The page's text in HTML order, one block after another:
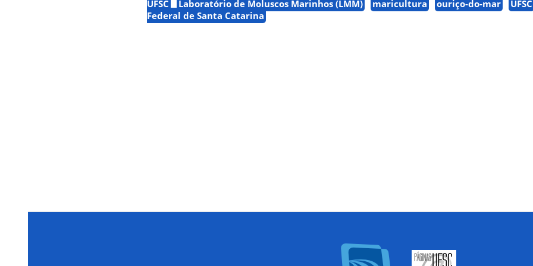
UFSC
Laboratório de Moluscos Marinhos (LMM) maricultura ouriço-do-mar UFSC
Federal de Santa Catarina